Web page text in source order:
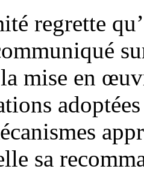
regrette
mise en
sa